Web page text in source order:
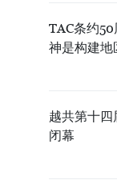
TAC条约
神是构建地
越共第十
闭幕